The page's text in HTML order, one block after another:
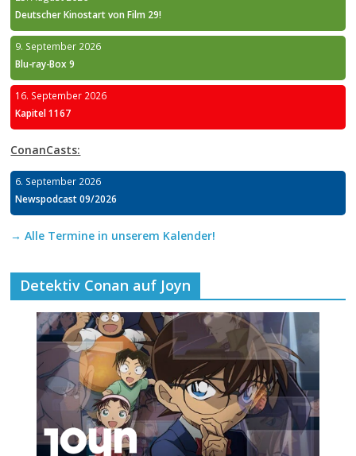
Deutscher Kinostart von Film 29!
9. September 2026
Blu-ray-Box 9
16. September 2026
Kapitel 1167
ConanCasts:
6. September 2026
Newspodcast 09/2026
→ Alle Termine in unserem Kalender!
Detektiv Conan auf Joyn